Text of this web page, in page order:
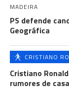
MADEIRA
PS defende
Geográfica
CRISTIANO
Cristiano
rumores de